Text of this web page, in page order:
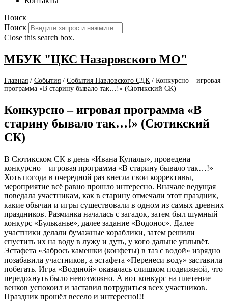
Поиск
Поиск
Close this search box.
МБУК "ЦКС Назаровского МО"
Главная / События / События Павловского СДК / Конкурсно – игровая
программа «В старину бывало так…!» (Сютикский СК)
Конкурсно – игровая программа «В
старину бывало так…!» (Сютикский
СК)
В Сютикском СК в день «Ивана Купалы», проведена
конкурсно – игровая программа «В старину бывало так…!»
Хоть погода в очередной раз внесла свои коррективы,
мероприятие всё равно прошло интересно. Вначале ведущая
поведала участникам, как в старину отмечали этот праздник,
какие обычаи и игры существовали в одном из самых древних
праздников. Разминка началась с загадок, затем был шумный
конкурс «Бульканье», далее задание «Водонос». Далее
участники делали бумажные кораблики, затем решили
спустить их на воду в лужу и дуть, у кого дальше уплывёт.
Эстафета «Забрось камешки (конфеты) в таз с водой» изрядно
позабавила участников, а эстафета «Перенеси воду» заставила
побегать. Игра «Водяной» оказалась слишком подвижной, что
передохнуть было невозможно. А вот конкурс на плетение
венков успокоил и заставил потрудиться всех участников.
Праздник прошёл весело и интересно!!!